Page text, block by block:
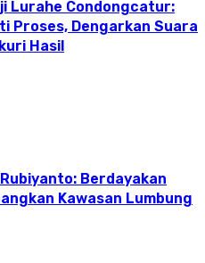
Lurahe Condongcatur:
Proses, Dengarkan Suara
Hasil
Berdayakan
Kawasan Lumbung